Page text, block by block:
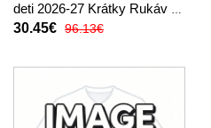
deti 2026-27 Krátky Rukáv (+
trenírky)
30.45€ 96.13€